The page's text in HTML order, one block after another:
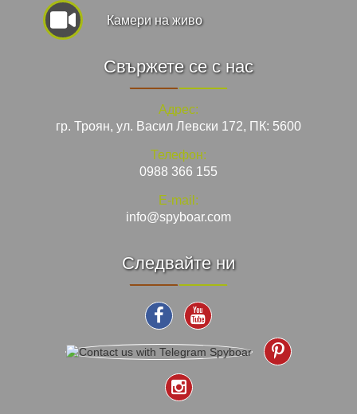
Камери на живо
Свържете се с нас
Адрес:
гр. Троян, ул. Васил Левски 172, ПК: 5600
Телефон:
0988 366 155
E-mail:
info@spyboar.com
Следвайте ни